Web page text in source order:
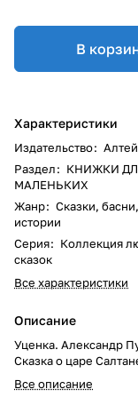
В
Характеристики
Издательство: Алтей
Раздел: КНИЖКИ
МАЛЕНЬКИХ
Жанр: Сказки,
истории
Серия: Коллекция
сказок
Все характеристики
Описание
Уценка. Александр
Сказка о царе
Все описание